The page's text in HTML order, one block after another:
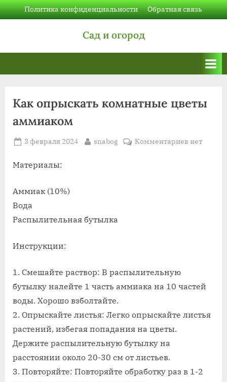
Skip
to
Политика конфиденциальности Обратная связь
Сад и огород
Как опрыскать комнатные цветы
аммиаком
Posted
3 февраля 2024 By
snabog Комментариевкнет
Материалы:
Аммиак (10%)
Вода
Распылительная бутылка
Инструкции:
1. Смешайте раствор: В распылительную
бутылку налейте 1 часть аммиака на 10 частей
воды. Хорошо взболтайте.
2. Опрыскайте листья: Легко опрыскайте листья
растений, избегая попадания на цветы.
Держите распылительную бутылку на
расстоянии около 20-30 см от листьев.
3. Повторяйте: Повторяйте обработку раз в 1-2